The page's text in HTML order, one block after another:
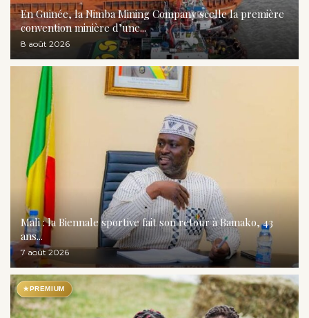
En Guinée, la Nimba Mining Company scelle la première
convention minière d’une...
8 août 2026
Mali : la Biennale sportive fait son retour à Bamako, 43
ans...
7 août 2026
★PREMIUM